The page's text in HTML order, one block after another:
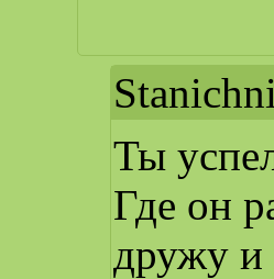
Ты
Где он
дружу и